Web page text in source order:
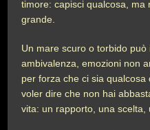
timore: capisci qualcosa, ma
grande.
Un mare scuro o torbido può
ambivalenza, emozioni non
per forza che ci sia
voler dire che non hai
vita: un rapporto, una scelta,